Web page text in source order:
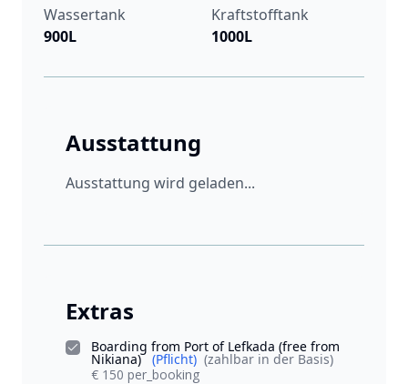
Wassertank
900L
Kraftstofftank
1000L
Ausstattung
Ausstattung wird geladen...
Extras
Boarding from Port of Lefkada (free from
Nikiana) (Pflicht) (zahlbar in der Basis)
€ 150 per_booking